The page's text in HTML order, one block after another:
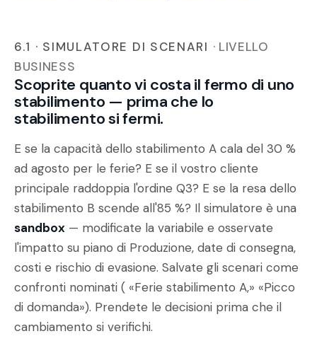
6.1 · SIMULATORE DI SCENARI · LIVELLO
BUSINESS
Scoprite quanto vi costa il fermo di uno
stabilimento — prima che lo
stabilimento si fermi.
E se la capacità dello stabilimento A cala del 30 %
ad agosto per le ferie? E se il vostro cliente
principale raddoppia l'ordine Q3? E se la resa dello
stabilimento B scende all'85 %? Il simulatore è una
sandbox — modificate la variabile e osservate
l'impatto su piano di Produzione, date di consegna,
costi e rischio di evasione. Salvate gli scenari come
confronti nominati ( «Ferie stabilimento A,» «Picco
di domanda»). Prendete le decisioni prima che il
cambiamento si verifichi.